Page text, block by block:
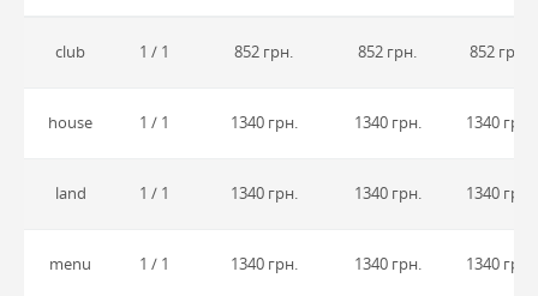
club 1 / 1 852 грн. 852 грн. 852 грн.
house 1 / 1 1340 грн. 1340 грн. 1340 грн.
land 1 / 1 1340 грн. 1340 грн. 1340 грн.
menu 1 / 1 1340 грн. 1340 грн. 1340 грн.